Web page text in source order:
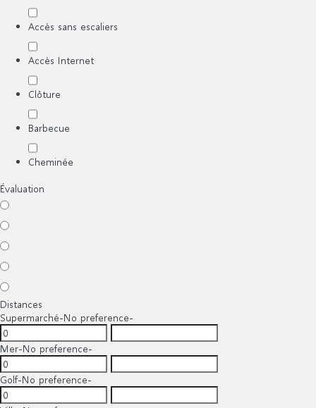
Accès sans escaliers
Accès Internet
Clôture
Barbecue
Cheminée
Évaluation
Distances
Supermarché-No preference-
Mer-No preference-
Golf-No preference-